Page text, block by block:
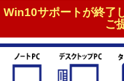
Win10サポートが終了
ご